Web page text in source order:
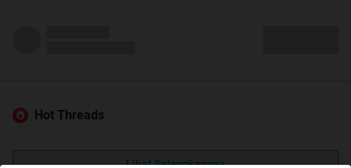
Hot Threads
Lihat Selengkapnya